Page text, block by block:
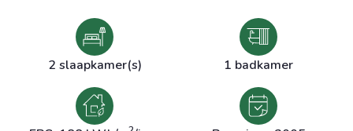
2 slaapkamer(s) 1 badkamer